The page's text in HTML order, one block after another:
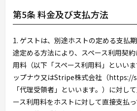
第5条 料金及び支払方法
1. ゲストは、別途ホストの定める支払
途定める方法により、スペース利用契
用料（以下「スペース利用料」といい
ップナウ又はStripe株式会社（
「代理受領者」といいます。）に対し
ース利用料をホストに対して直接支払